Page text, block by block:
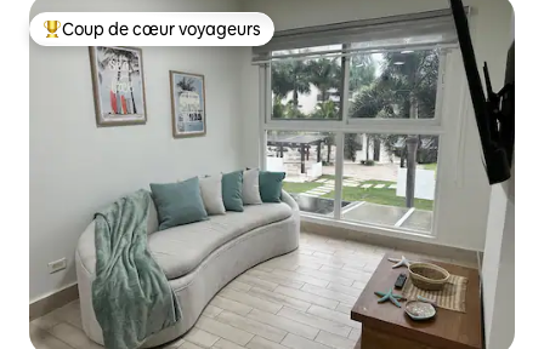
Coups de cœur voyageurs les plus appréciés
Coup de cœur voyageurs